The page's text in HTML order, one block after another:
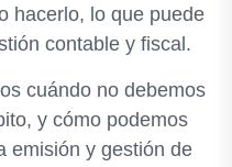
hacerlo, lo que puede
contable y fiscal.
cuándo no debemos
y cómo podemos
emisión y gestión de